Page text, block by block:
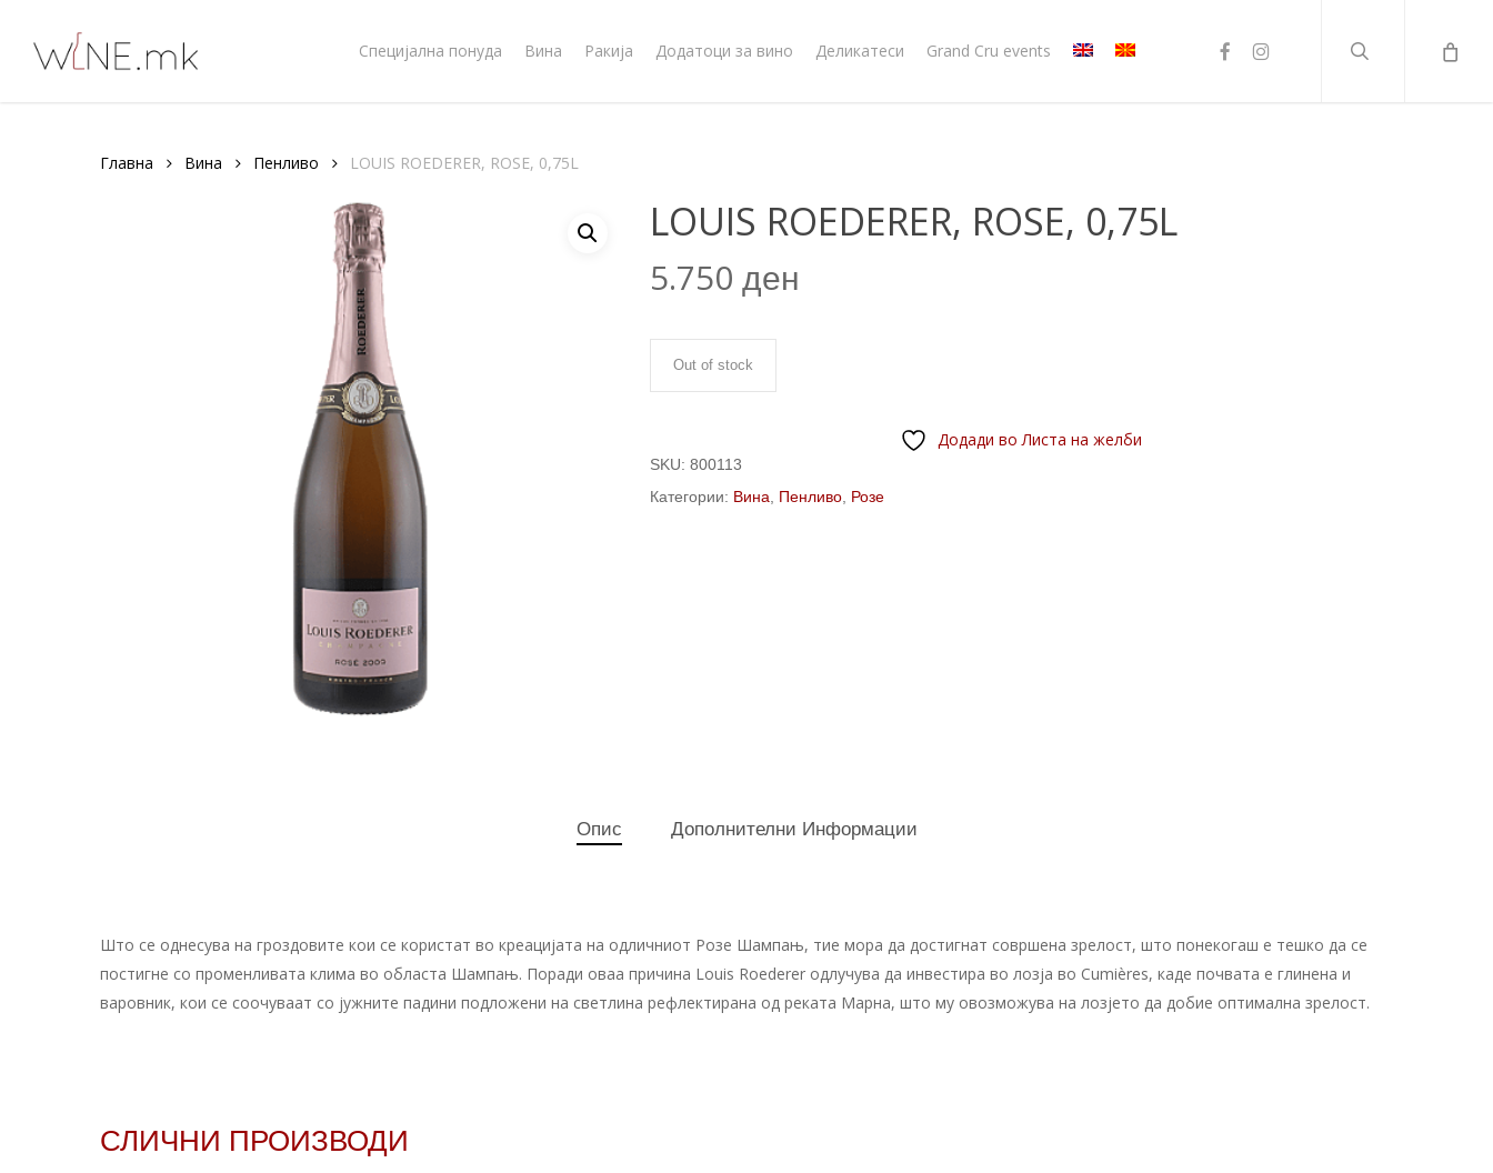
Специјална понуда Вина Ракија Додатоци за вино Деликатеси Grand Cru events facebookinstagram
Главна Вина Пенливо LOUIS ROEDERER, ROSE, 0,75L
LOUIS ROEDERER, ROSE, 0,75L
5.750 ден
Out of stock
Додади во Листа на желби
SKU: 800113
Категории: Вина Пенливо, Розе
Опис Дополнителни Информации
Што се однесува на гроздовите кои се користат во креацијата на одличниот Розе Шампањ, тие мора да достигнат совршена зрелост, што понекогаш е тешко да се
постигне со променливата клима во областа Шампањ. Поради оваа причина Louis Roederer одлучува да инвестира во лозја во Cumières, каде почвата е глинена и
варовник, кои се соочуваат со јужните падини подложени на светлина рефлектирана од реката Марна, што му овозможува на лозјето да добие оптимална зрелост.
СЛИЧНИ ПРОИЗВОДИ